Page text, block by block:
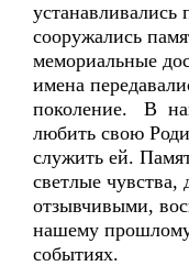
устанавливались
сооружались
мемориальные
имена
поколение. В
любить свою
служить ей.
светлые чувства,
отзывчивыми,
нашему
событиях.